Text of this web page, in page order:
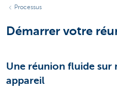
Processus
Démarrer votre
Une réunion fluide sur
appareil